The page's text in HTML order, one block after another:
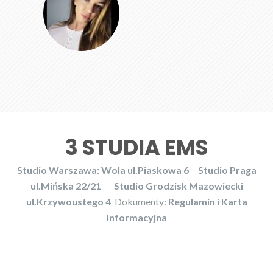
3 STUDIA EMS
Studio Warszawa: Wola ul.Piaskowa 6
Studio Praga
ul.Mińska 22/21
Studio Grodzisk Mazowiecki
ul.Krzywoustego 4 Dokumenty: Regulamin i Karta
Informacyjna